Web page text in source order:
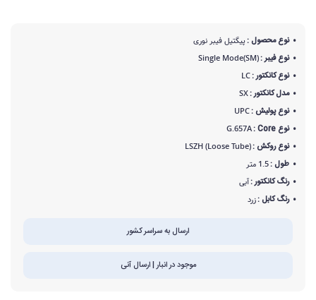
نوع محصول :پیگتیل فیبر نوری
نوع فیبر :Single Mode(SM)
نوع کانکتور :LC
مدل کانکتور :SX
نوع پولیش :UPC
نوع Core :
G.657A
نوع روکش :LSZH (Loose Tube)
طول :1.5 متر
رنگ کانکتور :آبی
رنگ کابل :زرد
ارسال به سراسر کشور
موجود در انبار | ارسال آنی